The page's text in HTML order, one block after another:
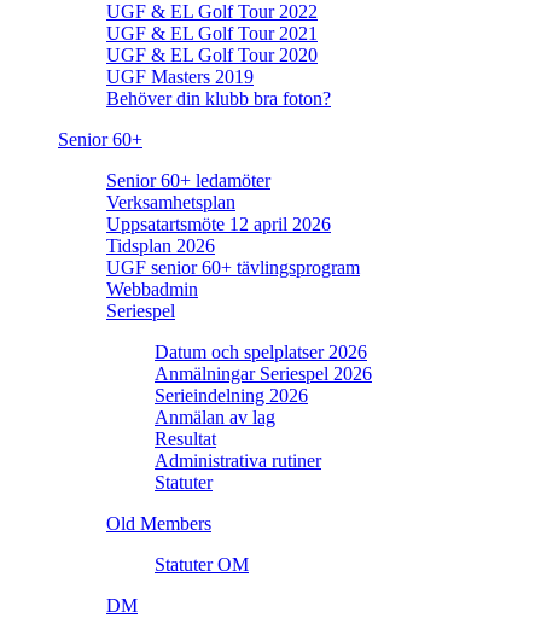
UGF & EL Golf Tour 2022
UGF & EL Golf Tour 2021
UGF & EL Golf Tour 2020
UGF Masters 2019
Behöver din klubb bra foton?
Senior 60+
Senior 60+ ledamöter
Verksamhetsplan
Uppsatartsmöte 12 april 2026
Tidsplan 2026
UGF senior 60+ tävlingsprogram
Webbadmin
Seriespel
Datum och spelplatser 2026
Anmälningar Seriespel 2026
Serieindelning 2026
Anmälan av lag
Resultat
Administrativa rutiner
Statuter
Old Members
Statuter OM
DM